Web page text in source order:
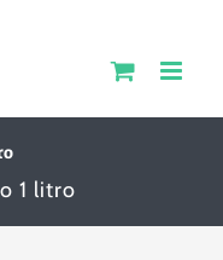
1 litro